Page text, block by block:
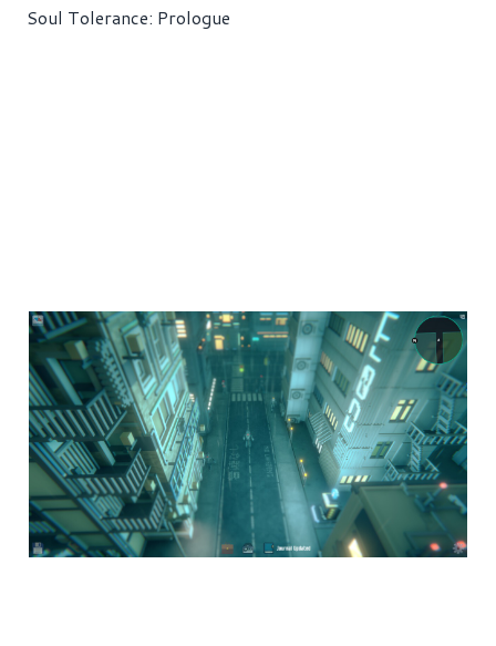
Soul Tolerance: Prologue